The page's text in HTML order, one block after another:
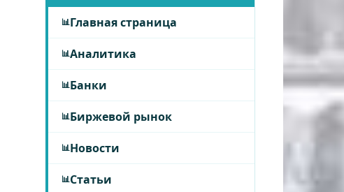
Главная страница
Аналитика
Банки
Биржевой рынок
Новости
Статьи